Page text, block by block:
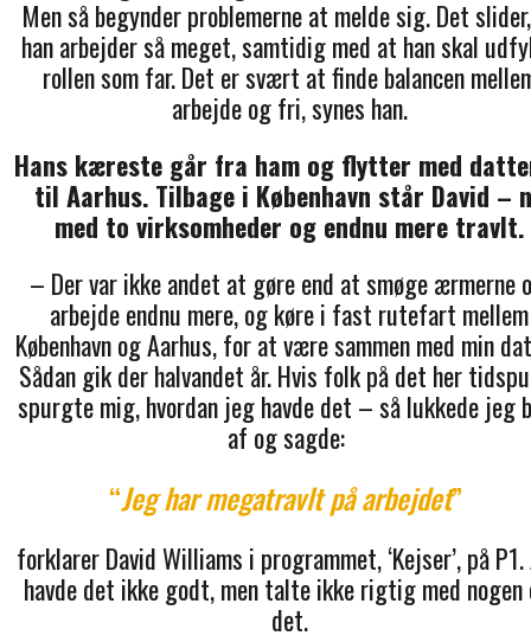
Men så begynder problemerne at melde sig. Det
han arbejder så meget, samtidig med at han skal
rollen som far. Det er svært at finde balancen
arbejde og fri, synes han.
Hans kæreste går fra ham og flytter med
til Aarhus. Tilbage i København står David –
med to virksomheder og endnu mere travlt.
– Der var ikke andet at gøre end at smøge ærmerne
arbejde endnu mere, og køre i fast rutefart mellem
København og Aarhus, for at være sammen med min
Sådan gik der halvandet år. Hvis folk på det her
spurgte mig, hvordan jeg havde det – så lukkede jeg
af og sagde:
“Jeg har megatravlt på arbejdet”
forklarer David Williams i programmet, ‘Kejser’, på P1.
havde det ikke godt, men talte ikke rigtig med nogen
det.